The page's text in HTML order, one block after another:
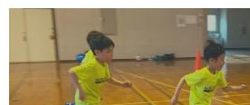
生徒の声
料金システム
お問い合せ